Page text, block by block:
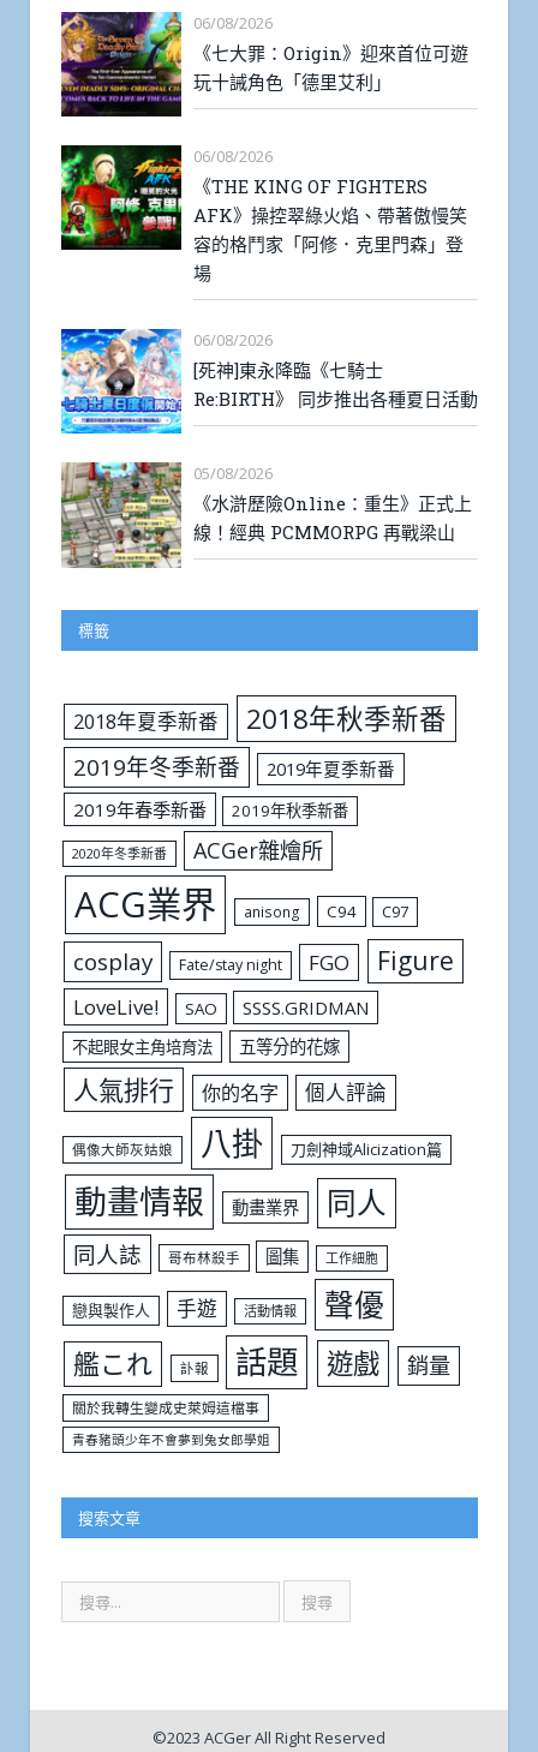
06/08/2026
《七大罪：Origin》迎來首位可遊
玩十誡角色「德里艾利」
06/08/2026
《THE KING OF FIGHTERS
AFK》操控翠綠火焰、帶著傲慢笑
容的格鬥家「阿修．克里門森」登
場
06/08/2026
[死神]東永降臨《七騎士
Re:BIRTH》 同步推出各種夏日活動
05/08/2026
《水滸歷險Online：重生》正式上
線！經典 PCMMORPG 再戰梁山
標籤
2018年夏季新番 2018年秋季新番
2019年冬季新番
2019年夏季新番
2019年春季新番
2019年秋季新番
2020年冬季新番 ACGer雜燴所
ACG業界 anisong C94 C97
cosplay Fate/stay night FGO Figure
LoveLive! SAO SSSS.GRIDMAN
不起眼女主角培育法 五等分的花嫁
人氣排行 你的名字 個人評論
偶像大師灰姑娘 八掛 刀劍神域Alicization篇
動畫情報 動畫業界 同人
同人誌 哥布林殺手 圖集 工作細胞
戀與製作人 手遊 活動情報 聲優
艦これ 訃報 話題 遊戲 銷量
關於我轉生變成史萊姆這檔事
青春豬頭少年不會夢到兔女郎學姐
搜索文章
©2023 ACGer All Right Reserved